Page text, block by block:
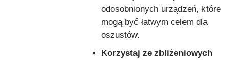
odosobnionych urządzeń, które
mogą być łatwym celem dla
oszustów.
Korzystaj ze zbliżeniowych